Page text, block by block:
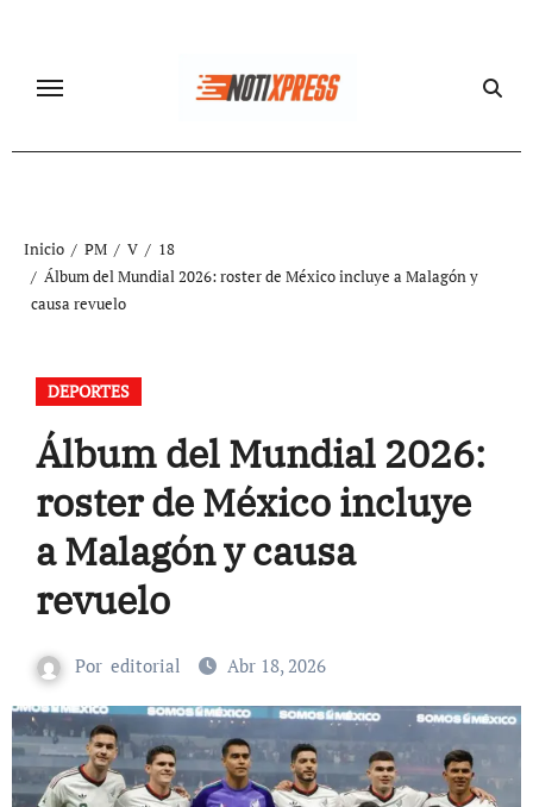
contenido
Inicio PM V
18
Álbum del Mundial 2026: roster de México incluye a Malagón y
causa revuelo
DEPORTES
Álbum del Mundial 2026:
roster de México incluye
a Malagón y causa
revuelo
Por editorial Abr 18, 2026